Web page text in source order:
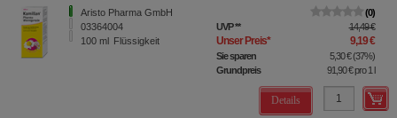
Aristo Pharma GmbH
03364004
100 ml Flüssigkeit
0
UVP** 14,49 €
Unser Preis* 9,19 €
Sie sparen 5,30 €(37%)
Grundpreis
91,90 €pro 1 l
Details